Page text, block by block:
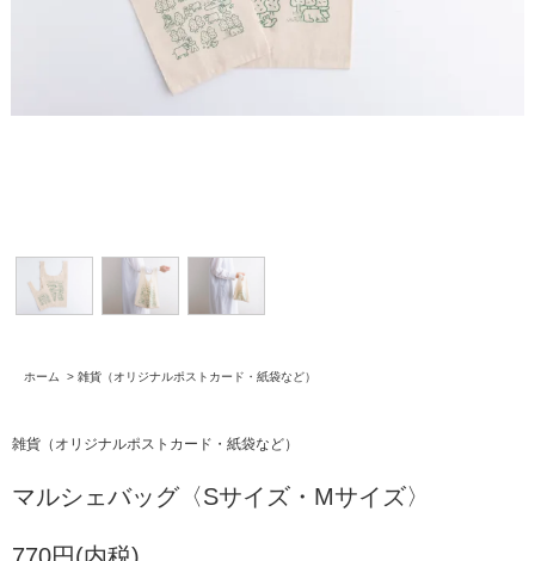
ホーム > 雑貨（オリジナルポストカード・紙袋など）
雑貨（オリジナルポストカード・紙袋など）
マルシェバッグ〈Sサイズ・Mサイズ〉